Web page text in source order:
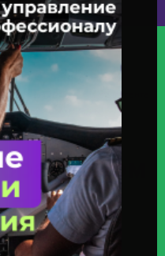
(INTR) О Корпоративном
С Ценными Бумагами Эмитента
4-32-65045-D / ISIN
с